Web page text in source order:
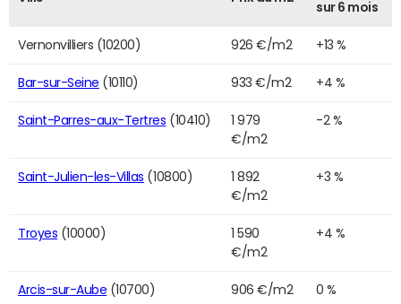
sur 6 mois
Vernonvilliers (10200) 926 €/m2 +13 %
Bar-sur-Seine (10110) 933 €/m2 +4 %
Saint-Parres-aux-Tertres (10410)
1 979
€/m2
-2 %
Saint-Julien-les-Villas (10800)
1 892
€/m2
+3 %
Troyes (10000)
1 590
€/m2
+4 %
Arcis-sur-Aube (10700) 906 €/m2 0 %